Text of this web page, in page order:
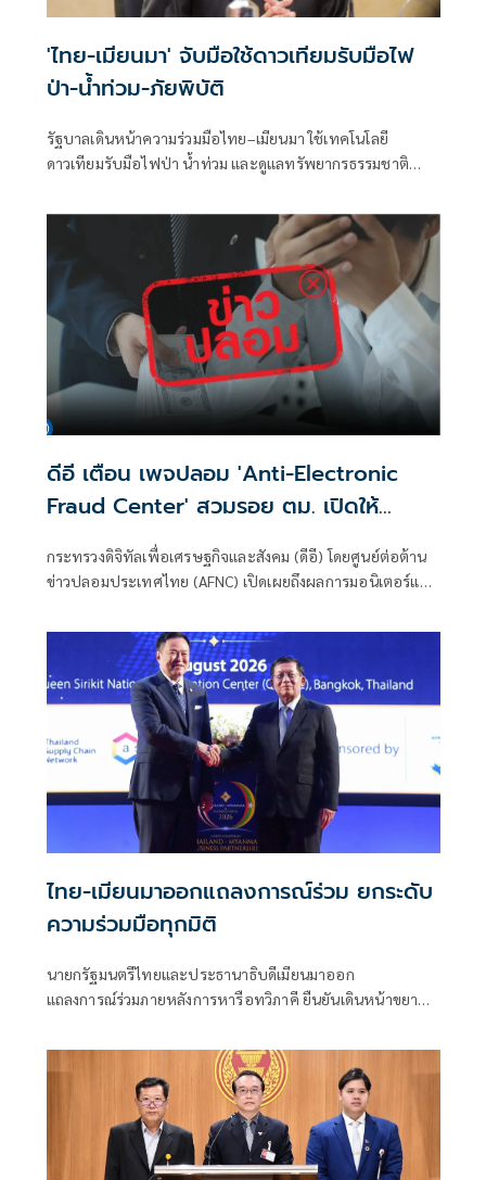
'ไทย-เมียนมา' จับมือใช้ดาวเทียมรับมือไฟ
ป่า-น้ำท่วม-ภัยพิบัติ
รัฐบาลเดินหน้าความร่วมมือไทย–เมียนมา ใช้เทคโนโลยี
ดาวเทียมรับมือไฟป่า น้ำท่วม และดูแลทรัพยากรธรรมชาติ
ดีอี เตือน เพจปลอม 'Anti-Electronic
Fraud Center' สวมรอย ตม. เปิดให้
ติดตามรับเงินคืนจาก 'สแกมเมอร์' ระวัง
สูญเงิน-ข้อมูลส่วนบุคคล
กระทรวงดิจิทัลเพื่อเศรษฐกิจและสังคม (ดีอี) โดยศูนย์ต่อต้าน
ข่าวปลอมประเทศไทย (AFNC) เปิดเผยถึงผลการมอนิเตอร์และ
ปัญหาภัยความมั่นคงและภัยทางสังคมของนายไชยชนก ชิดชอบ
รัฐมนตรีว่าการกระทรวงดิจิทัลเพื่อเศรษฐกิจและสังคม (ดีอี)
โดยยกระดับความสำคัญเรื่องการสร้างความตระหนักรู้เท่าทัน
ภัยอาชญากรรมทางเทคโนโลยี ข่าวปลอม และข้อมูลบิดเบือน
ไทย-เมียนมาออกแถลงการณ์ร่วม ยกระดับ
ความร่วมมือทุกมิติ
นายกรัฐมนตรีไทยและประธานาธิบดีเมียนมาออก
แถลงการณ์ร่วมภายหลังการหารือทวิภาคี ยืนยันเดินหน้าขยาย
ปราบปรามอาชญากรรมข้ามชา